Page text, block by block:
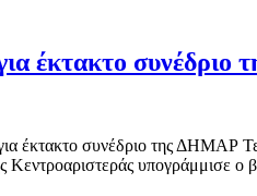
έκτακτο
έκτακτο συνέδριο της ΔΗΜΑΡ
υπογράμμισε ο